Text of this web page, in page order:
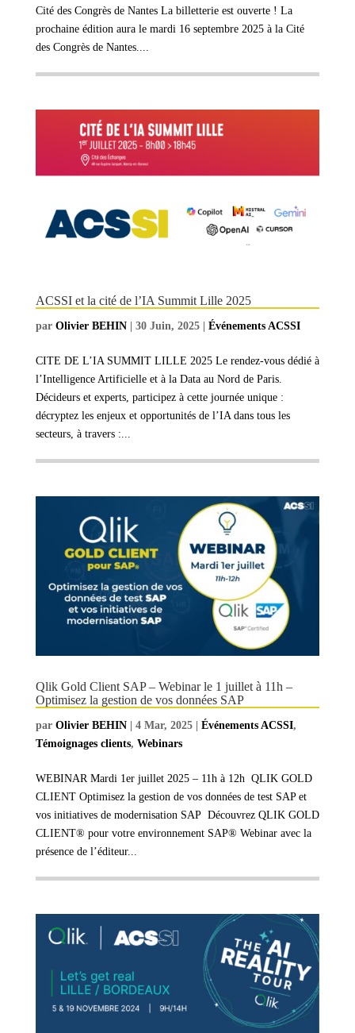
Cité des Congrès de Nantes La billetterie est ouverte ! La
prochaine édition aura le mardi 16 septembre 2025 à la Cité
des Congrès de Nantes....
ACSSI et la cité de l’IA Summit Lille 2025
par Olivier BEHIN| 30 Juin, 2025| Événements ACSSI
CITE DE L’IA SUMMIT LILLE 2025 Le rendez-vous dédié à
l’Intelligence Artificielle et à la Data au Nord de Paris.
Décideurs et experts, participez à cette journée unique :
décryptez les enjeux et opportunités de l’IA dans tous les
secteurs, à travers :...
Qlik Gold Client SAP – Webinar le 1 juillet à 11h –
Optimisez la gestion de vos données SAP
par Olivier BEHIN| 4 Mar, 2025| Événements ACSSI,
Témoignages clients, Webinars
WEBINAR Mardi 1er juillet 2025 – 11h à 12h QLIK GOLD
CLIENT Optimisez la gestion de vos données de test SAP et
vos initiatives de modernisation SAP Découvrez QLIK GOLD
CLIENT® pour votre environnement SAP® Webinar avec la
présence de l’éditeur...